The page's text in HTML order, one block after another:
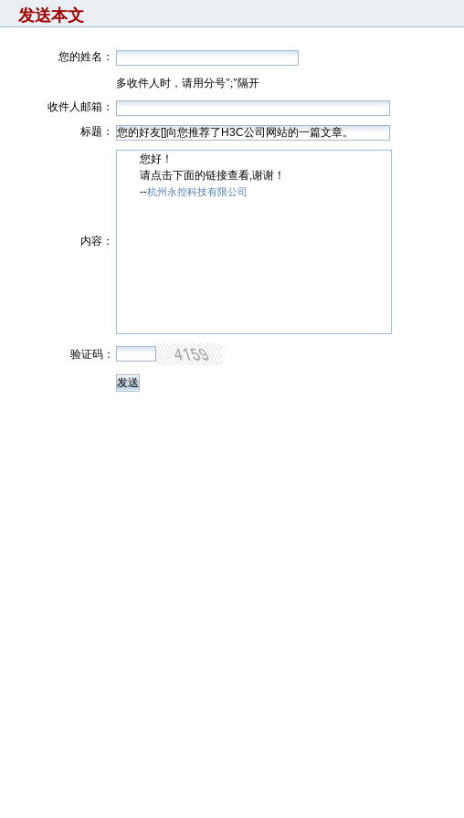
发送本文
您的姓名：
多收件人时，请用分号";"隔开
收件人邮箱：
标题：
内容：
您好！
请点击下面的链接查看,谢谢！
--杭州永控科技有限公司
验证码：